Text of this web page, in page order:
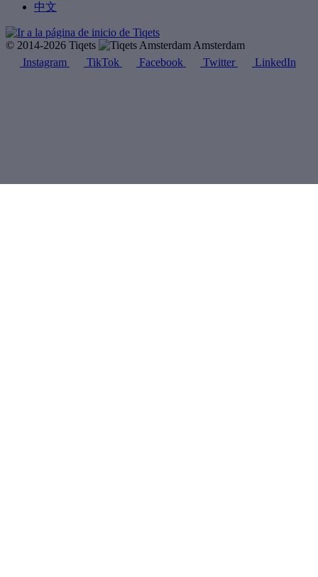
中文
© 2014-2026 Tiqets
Amsterdam
Instagram
TikTok Facebook Twitter LinkedIn